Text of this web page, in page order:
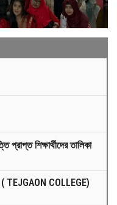
শিক্ষার্থীদের তালিকা
TEJGAON COLLEGE)